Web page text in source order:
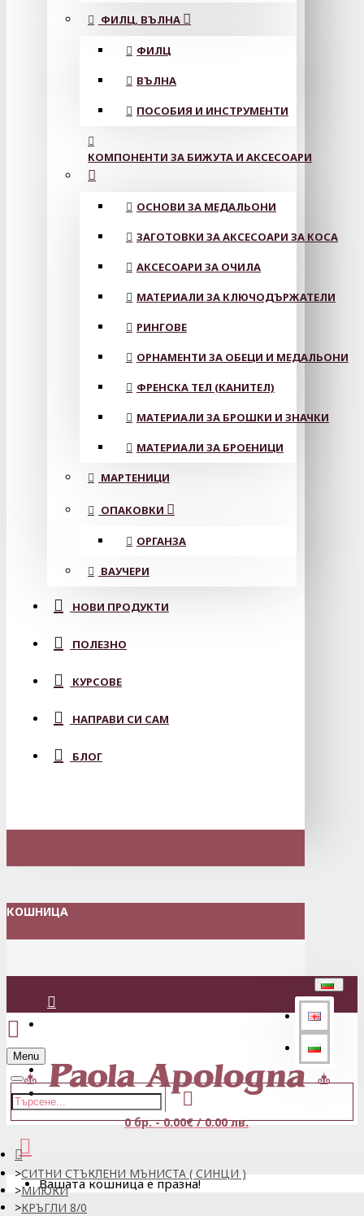
ФИЛЦ, ВЪЛНА
ФИЛЦ
ВЪЛНА
ПОСОБИЯ И ИНСТРУМЕНТИ
КОМПОНЕНТИ ЗА БИЖУТА И АКСЕСОАРИ
ОСНОВИ ЗА МЕДАЛЬОНИ
ЗАГОТОВКИ ЗА АКСЕСОАРИ ЗА КОСА
АКСЕСОАРИ ЗА ОЧИЛА
МАТЕРИАЛИ ЗА КЛЮЧОДЪРЖАТЕЛИ
РИНГОВЕ
ОРНАМЕНТИ ЗА ОБЕЦИ И МЕДАЛЬОНИ
ФРЕНСКА ТЕЛ (КАНИТЕЛ)
МАТЕРИАЛИ ЗА БРОШКИ И ЗНАЧКИ
МАТЕРИАЛИ ЗА БРОЕНИЦИ
МАРТЕНИЦИ
ОПАКОВКИ
ОРГАНЗА
ВАУЧЕРИ
НОВИ ПРОДУКТИ
ПОЛЕЗНО
КУРСОВЕ
НАПРАВИ СИ САМ
БЛОГ
КОШНИЦА
Регистрация
Menu
0 бр. - 0.00€ / 0.00 лв.
Вашата кошница е празна!
СИТНИ СТЪКЛЕНИ МЪНИСТА ( СИНЦИ )
МИЮКИ
КРЪГЛИ 8/0